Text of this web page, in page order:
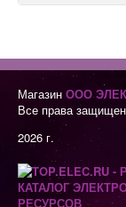
Магазин ООО
Все права
2026 г.